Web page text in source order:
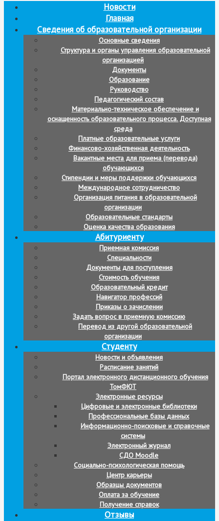
Новости
Главная
Сведения об образовательной организации
Основные сведения
Структура и органы управления образовательной
организацией
Документы
Образование
Руководство
Педагогический состав
Материально-техническое обеспечение и
оснащенность образовательного процесса. Доступная
среда
Платные образовательные услуги
Финансово-хозяйственная деятельность
Вакантные места для приема (перевода)
обучающихся
Стипендии и меры поддержки обучающихся
Международное сотрудничество
Организация питания в образовательной
организации
Образовательные стандарты
Оценка качества образования
Абитуриенту
Приемная комиссия
Специальности
Документы для поступления
Стоимость обучения
Образовательный кредит
Навигатор профессий
Приказы о зачислении
Задать вопрос в приемную комиссию
Перевод из другой образовательной
организации
Студенту
Новости и объявления
Расписание занятий
Портал электронного дистанционного обучения
ТомФЮТ
Электронные ресурсы
Цифровые и электронные библиотеки
Профессиональные базы данных
Информационно-поисковые и справочные
системы
Электронный журнал
СДО Moodle
Социально-психологическая помощь
Центр карьеры
Образцы документов
Оплата за обучение
Получение справок
Отзывы